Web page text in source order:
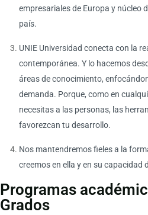
empresariales de Europa y núcleo
país.
UNIE Universidad conecta con la
contemporánea. Y lo hacemos
áreas de conocimiento,
demanda. Porque, como en
necesitas a las personas, las
favorezcan tu desarrollo.
Nos mantendremos fieles a la
creemos en ella y en su capacidad
Programas
Grados